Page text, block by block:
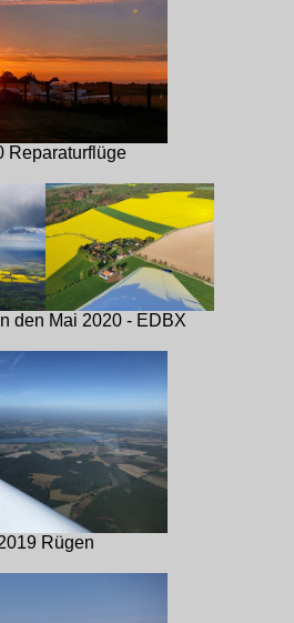
Reparaturflüge
den Mai 2020 - EDBX
Rügen